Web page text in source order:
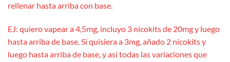
rellenar hasta arriba con base.
EJ: quiero vapear a 4,5mg, incluyo 3 nicokits de 20mg y luego
hasta arriba de base. Si quisiera a 3mg, añado 2 nicokits y
luego hasta arriba de base, y así todas las variaciones que